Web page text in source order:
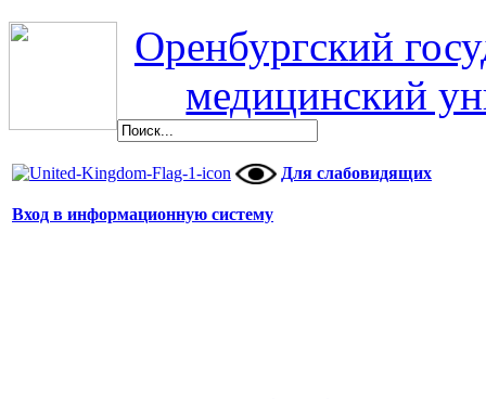
Оренбургский
медицинский
Для слабовидящих
Вход в информационную систему